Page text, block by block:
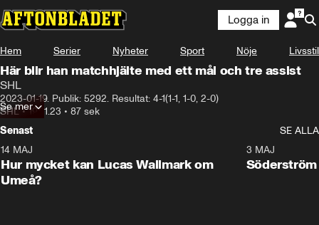
Logga in
Hem Serier Nyheter Sport Nöje Livsstil
Här blir han matchhjälte med ett mål och tre assist
SHL
2023-01-19. Publik: 5292. Resultat: 4-1(1-1, 1-0, 2-0)
SHL•19.01.23 • 87 sek
Se mer
Senast
SE ALLA
Plus
14 MAJ
Hur mycket kan Lucas Wallmark om
Umeå?
3 MAJ